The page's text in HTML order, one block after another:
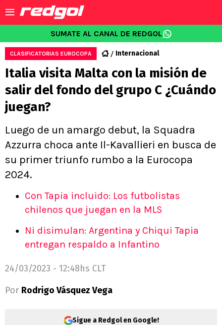
SUMATE AL CANAL DE REDGOL
CLASIFICATORIAS EUROCOPA Internacional
Italia visita Malta con la misión de
salir del fondo del grupo C ¿Cuándo
juegan?
Luego de un amargo debut, la Squadra
Azzurra choca ante Il-Kavallieri en busca de
su primer triunfo rumbo a la Eurocopa
2024.
Con Tapia incluido: Los futbolistas
chilenos que juegan en la MLS
Ni disimulan: Argentina y Chiqui Tapia
entregan respaldo a Infantino
24/03/2023 - 12:48hs CLT
Por Rodrigo Vásquez Vega
Sigue a Redgol en Google!